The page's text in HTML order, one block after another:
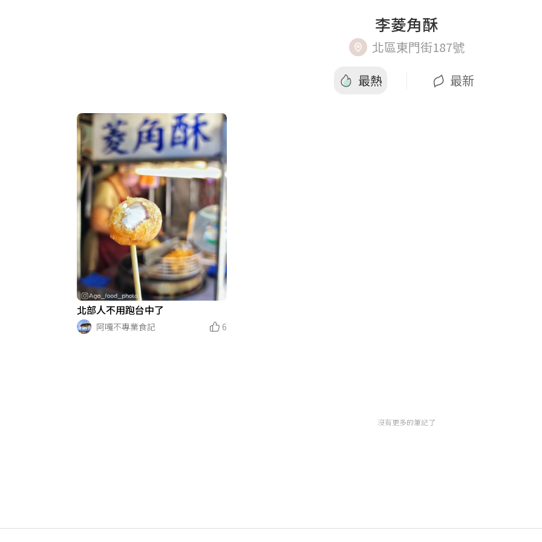
李菱角酥
北區東門街187號
最熱
最新
北部人不用跑台中了
阿嘎不專業食記
6
沒有更多的筆記了